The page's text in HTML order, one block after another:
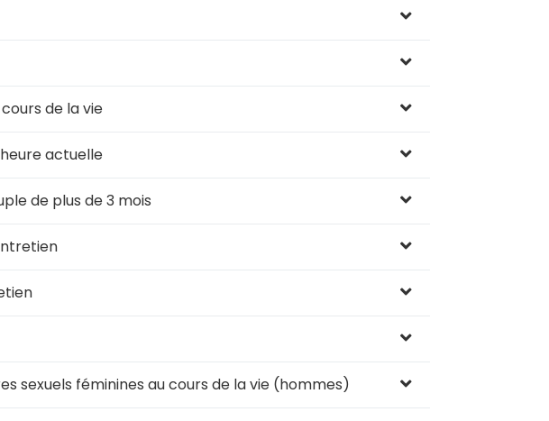
de la vie
actuelle
de plus de 3 mois
sexuels féminines au cours de la vie (hommes)